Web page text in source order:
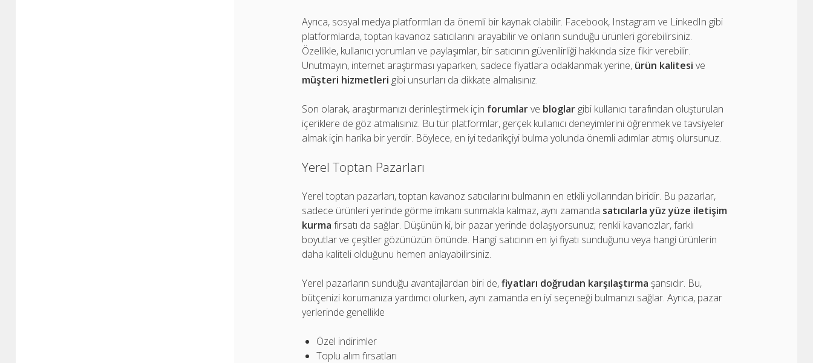
Ayrıca, sosyal medya platformları da önemli bir kaynak olabilir. Facebook, Instagram ve LinkedIn gibi
platformlarda, toptan kavanoz satıcılarını arayabilir ve onların sunduğu ürünleri görebilirsiniz.
Özellikle, kullanıcı yorumları ve paylaşımlar, bir satıcının güvenilirliği hakkında size fikir verebilir.
Unutmayın, internet araştırması yaparken, sadece fiyatlara odaklanmak yerine, ürün kalitesi ve
müşteri hizmetleri gibi unsurları da dikkate almalısınız.
Son olarak, araştırmanızı derinleştirmek için forumlarve bloglar gibi kullanıcı tarafından oluşturulan
içeriklere de göz atmalısınız. Bu tür platformlar, gerçek kullanıcı deneyimlerini öğrenmek ve tavsiyeler
almak için harika bir yerdir. Böylece, en iyi tedarikçiyi bulma yolunda önemli adımlar atmış olursunuz.
Yerel Toptan Pazarları
Yerel toptan pazarları, toptan kavanoz satıcılarını bulmanın en etkili yollarından biridir. Bu pazarlar,
sadece ürünleri yerinde görme imkanı sunmakla kalmaz, aynı zamanda satıcılarla yüz yüze iletişim
kurma fırsatı da sağlar. Düşünün ki, bir pazar yerinde dolaşıyorsunuz; renkli kavanozlar, farklı
boyutlar ve çeşitler gözünüzün önünde. Hangi satıcının en iyi fiyatı sunduğunu veya hangi ürünlerin
daha kaliteli olduğunu hemen anlayabilirsiniz.
Yerel pazarların sunduğu avantajlardan biri de,fiyatları doğrudan karşılaştırma şansıdır. Bu,
bütçenizi korumanıza yardımcı olurken, aynı zamanda en iyi seçeneği bulmanızı sağlar. Ayrıca, pazar
yerlerinde genellikle
Özel indirimler
Toplu alım fırsatları